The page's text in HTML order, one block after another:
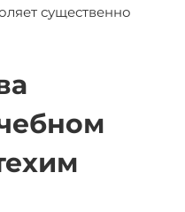
существенно